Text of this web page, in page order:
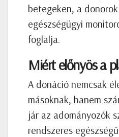
betegeken, a
egészségügyi
foglalja.
Miért előnyös a
A donáció nemcsak
másoknak, hanem
jár az adományozók
rendszeres